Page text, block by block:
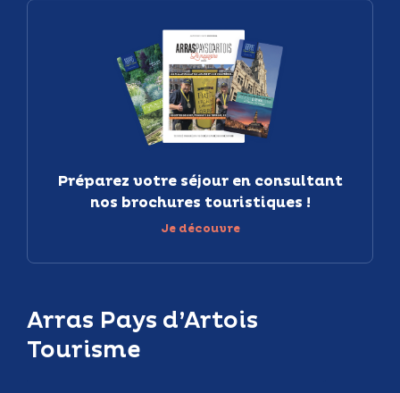
Arras Pays d’Artois
Tourisme
Préparez votre séjour en consultant
nos brochures touristiques !
Je découvre